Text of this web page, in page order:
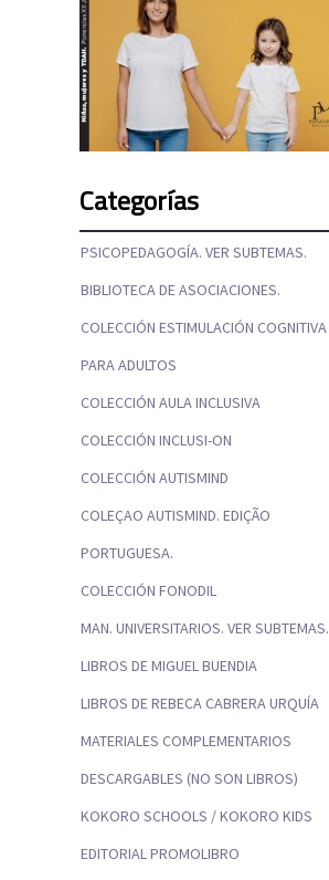
Categorías
PSICOPEDAGOGÍA. VER SUBTEMAS.
BIBLIOTECA DE ASOCIACIONES.
COLECCIÓN ESTIMULACIÓN COGNITIVA
PARA ADULTOS
COLECCIÓN AULA INCLUSIVA
COLECCIÓN INCLUSI-ON
COLECCIÓN AUTISMIND
COLEÇAO AUTISMIND. EDIÇÃO
PORTUGUESA.
COLECCIÓN FONODIL
MAN. UNIVERSITARIOS. VER SUBTEMAS.
LIBROS DE MIGUEL BUENDIA
LIBROS DE REBECA CABRERA URQUÍA
MATERIALES COMPLEMENTARIOS
DESCARGABLES (NO SON LIBROS)
KOKORO SCHOOLS / KOKORO KIDS
EDITORIAL PROMOLIBRO